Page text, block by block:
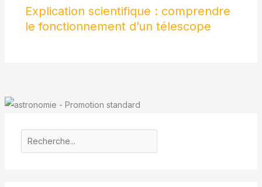
Explication scientifique : comprendre
le fonctionnement d’un télescope